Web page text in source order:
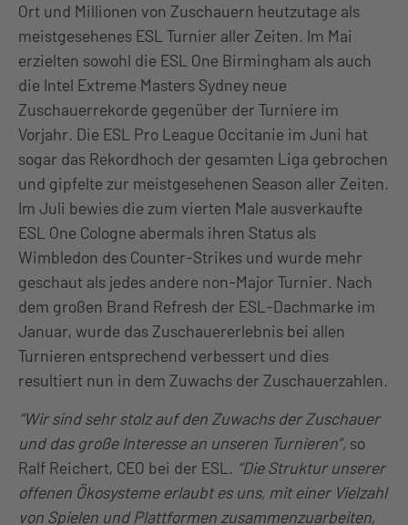
Ort und Millionen von Zuschauern heutzutage als
meistgesehenes ESL Turnier aller Zeiten. Im Mai
erzielten sowohl die ESL One Birmingham als auch
die Intel Extreme Masters Sydney neue
Zuschauerrekorde gegenüber der Turniere im
Vorjahr. Die ESL Pro League Occitanie im Juni hat
sogar das Rekordhoch der gesamten Liga gebrochen
und gipfelte zur meistgesehenen Season aller Zeiten.
Im Juli bewies die zum vierten Male ausverkaufte
ESL One Cologne abermals ihren Status als
Wimbledon des Counter-Strikes und wurde mehr
geschaut als jedes andere non-Major Turnier. Nach
dem großen Brand Refresh der ESL-Dachmarke im
Januar, wurde das Zuschauererlebnis bei allen
Turnieren entsprechend verbessert und dies
resultiert nun in dem Zuwachs der Zuschauerzahlen.
“Wir sind sehr stolz auf den Zuwachs der Zuschauer
und das große Interesse an unseren Turnieren”, so
Ralf Reichert, CEO bei der ESL. “Die Struktur unserer
offenen Ökosysteme erlaubt es uns, mit einer Vielzahl
von Spielen und Plattformen zusammenzuarbeiten,